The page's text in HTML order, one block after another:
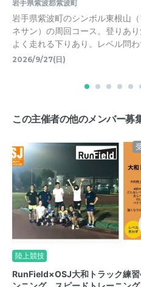
岩手県紫波郡紫波町
岩手県紫波町のシンボル東根山
ネサン）の周回コース。登りあり
よく走れる下りあり。レベル問
2026/9/27(日)
この主催者の他のメンバー募
陸上競技
RunField×OSJ大和トラック練習